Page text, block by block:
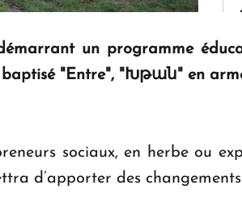
un programme
baptisé "Entre", "Խթան" en
sociaux, en herbe ou
d’apporter des